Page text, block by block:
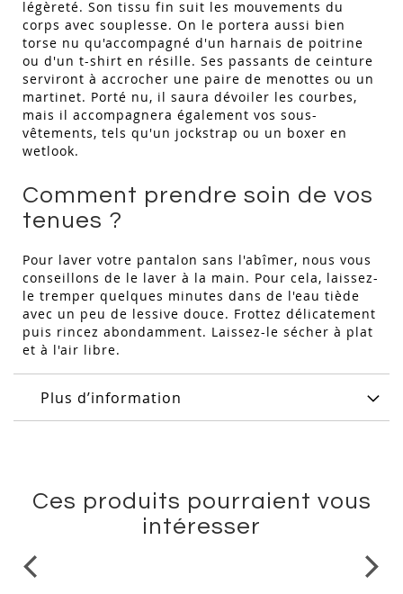
légèreté. Son tissu fin suit les mouvements du
corps avec souplesse. On le portera aussi bien
torse nu qu'accompagné d'un harnais de poitrine
ou d'un t-shirt en résille. Ses passants de ceinture
serviront à accrocher une paire de menottes ou un
martinet. Porté nu, il saura dévoiler les courbes,
mais il accompagnera également vos sous-
vêtements, tels qu'un jockstrap ou un boxer en
wetlook.
Comment prendre soin de vos
tenues ?
Pour laver votre pantalon sans l'abîmer, nous vous
conseillons de le laver à la main. Pour cela, laissez-
le tremper quelques minutes dans de l'eau tiède
avec un peu de lessive douce. Frottez délicatement
puis rincez abondamment. Laissez-le sécher à plat
et à l'air libre.
Plus d’information
Ces produits pourraient vous
intéresser